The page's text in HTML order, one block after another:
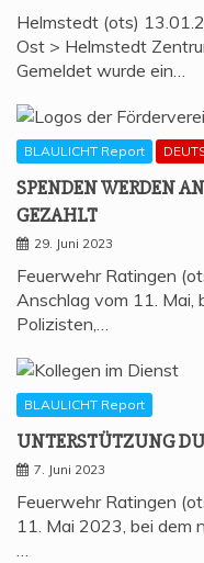
Helmstedt (ots)
Ost > Helmstedt
Gemeldet wurde ein…
BLAULICHT Report
SPEN­DEN WER­DEN
GEZAHLT
29. Juni 2023
Feuerwehr Ratingen
Anschlag vom 11. Mai,
Polizisten,…
BLAULICHT Report
UNTER­STÜT­ZUNG
7. Juni 2023
Feuerwehr Ratingen
11. Mai 2023, bei dem
…